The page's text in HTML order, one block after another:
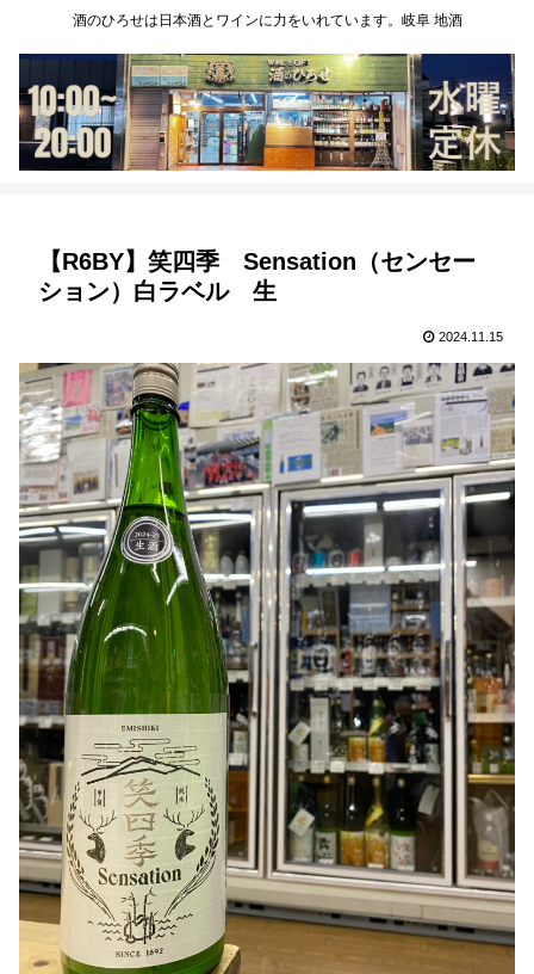
酒のひろせは日本酒とワインに力をいれています。岐阜 地酒
【R6BY】笑四季 Sensation（センセー
ション）白ラベル 生
2024.11.15